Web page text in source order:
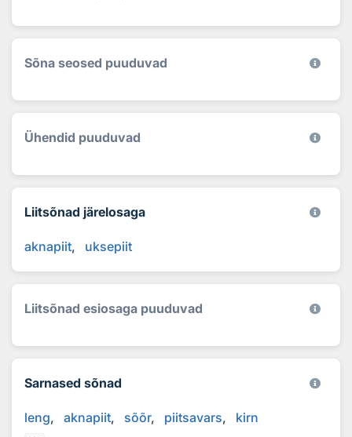
Sõna seosed puuduvad
Ühendid puuduvad
Liitsõnad järelosaga
aknapiit uksepiit
Liitsõnad esiosaga puuduvad
Sarnased sõnad
leng aknapiit sõõr piitsavars kirn